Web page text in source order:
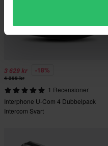
3 629 kr -18%
4 399 kr
1 Recensioner
Interphone U-Com 4 Dubbelpack
Intercom Svart